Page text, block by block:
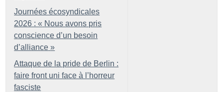
Journées écosyndicales
2026 : « Nous avons pris
conscience d’un besoin
d’alliance »
Attaque de la pride de Berlin :
faire front uni face à l’horreur
fasciste